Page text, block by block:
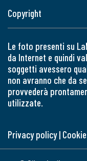
Copyright
Le foto presenti su
da Internet e quindi
soggetti avessero
non avranno che da
provvederà
utilizzate.
Privacy policy|